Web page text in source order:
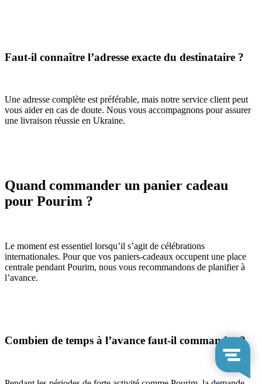
Faut-il connaître l’adresse exacte du destinataire ?
Une adresse complète est préférable, mais notre service client peut
vous aider en cas de doute. Nous vous accompagnons pour assurer
une livraison réussie en Ukraine.
Quand commander un panier cadeau
pour Pourim ?
Le moment est essentiel lorsqu’il s’agit de célébrations
internationales. Pour que vos paniers-cadeaux occupent une place
centrale pendant Pourim, nous vous recommandons de planifier à
l’avance.
Combien de temps à l’avance faut-il commander ?